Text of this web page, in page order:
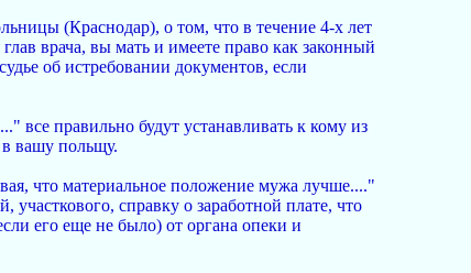
(Краснодар), о том, что в течение 4-х лет
врача, вы мать и имеете право как законный
об истребовании документов, если
все правильно будут устанавливать к кому из
в вашу польщу.
что материальное положение мужа лучше...."
участкового, справку о заработной плате, что
его еще не было) от органа опеки и